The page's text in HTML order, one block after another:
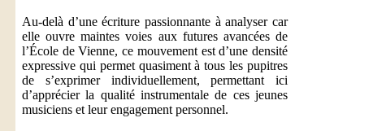
Au-delà d’une écriture passionnante à analyser car
elle ouvre maintes voies aux futures avancées de
l’École de Vienne, ce mouvement est d’une densité
expressive qui permet quasiment à tous les pupitres
de s’exprimer individuellement, permettant ici
d’apprécier la qualité instrumentale de ces jeunes
musiciens et leur engagement personnel.